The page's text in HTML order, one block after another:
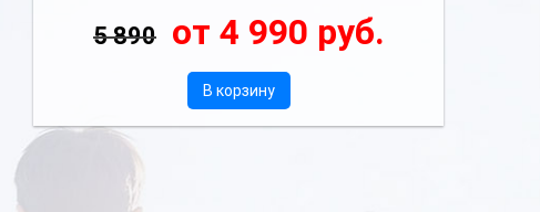
5 890 от 4 990 руб.
В корзину